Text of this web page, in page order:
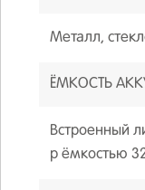
Металл,
ЁМКОСТЬ
Встроенный
р ёмкостью